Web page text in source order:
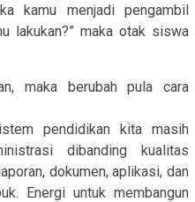
kamu menjadi pengambil
lakukan?” maka otak siswa
maka berubah pula cara
pendidikan kita masih
dibanding kualitas
dokumen, aplikasi, dan
Energi untuk membangun